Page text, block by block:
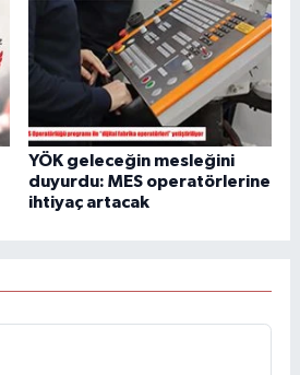
YÖK geleceğin mesleğini
duyurdu: MES operatörlerine
ihtiyaç artacak